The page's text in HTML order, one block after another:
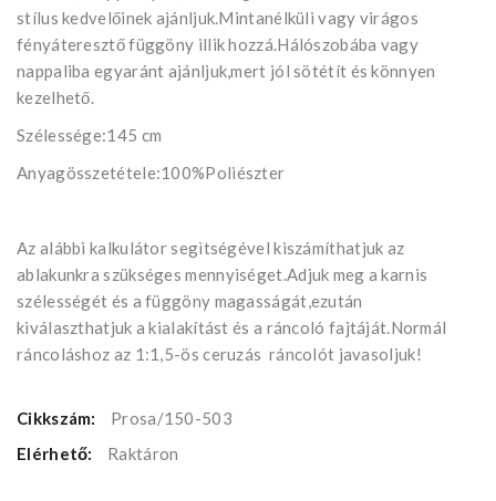
stílus kedvelőinek ajánljuk.Mintanélküli vagy virágos
fényáteresztő függöny illik hozzá.Hálószobába vagy
nappaliba egyaránt ajánljuk,mert jól sötétít és könnyen
kezelhető.
Szélessége:145 cm
Anyagösszetétele:100%Poliészter
Az alábbi kalkulátor segìtségével kiszámíthatjuk az
ablakunkra szükséges mennyiséget.Adjuk meg a karnis
szélességét és a függöny magasságát,ezután
kiválaszthatjuk a kialakítást és a ráncoló fajtáját.Normál
ráncoláshoz az 1:1,5-ös ceruzás ráncolót javasoljuk!
Cikkszám:
Prosa/150-503
Elérhető:
Raktáron